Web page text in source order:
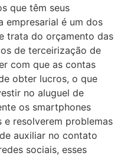
que têm seus
empresarial é um dos
trata do orçamento das
de terceirização de
com que as contas
obter lucros, o que
no aluguel de
os smartphones
resolverem problemas
auxiliar no contato
sociais, esses